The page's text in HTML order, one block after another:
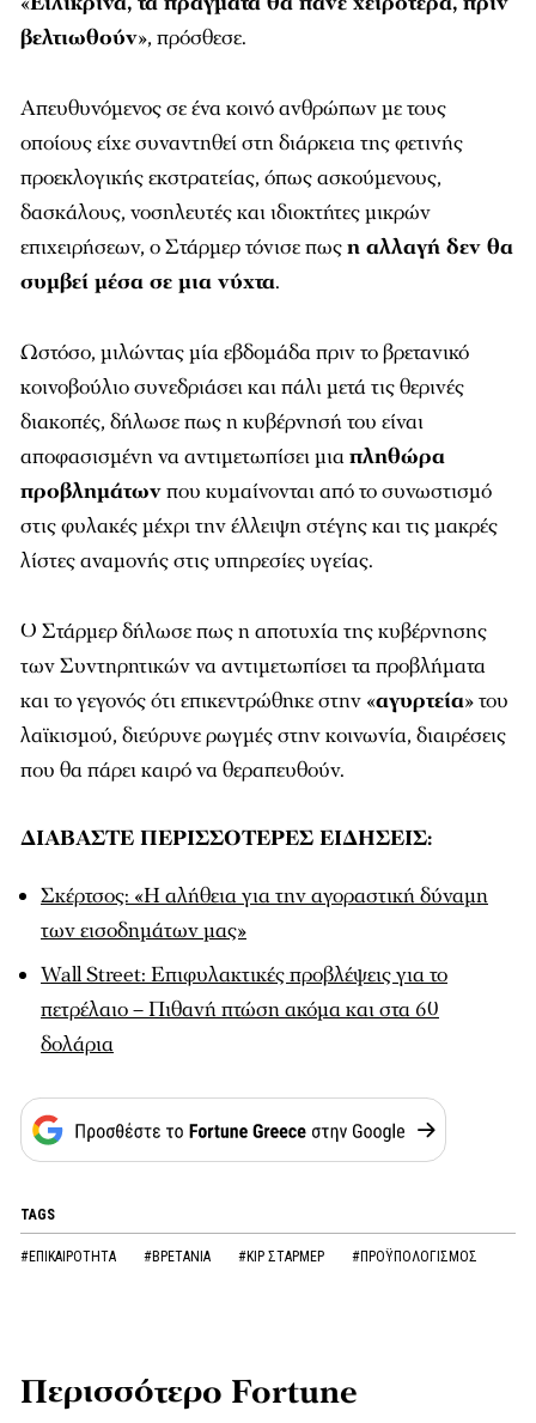
βελτιωθούν», πρόσθεσε.
Απευθυνόμενος σε ένα κοινό ανθρώπων με τους
οποίους είχε συναντηθεί στη διάρκεια της φετινής
προεκλογικής εκστρατείας, όπως ασκούμενους,
δασκάλους, νοσηλευτές και ιδιοκτήτες μικρών
επιχειρήσεων, ο Στάρμερ τόνισε πωςη αλλαγή δεν θα
συμβεί μέσα σε μια νύχτα.
Ωστόσο, μιλώντας μία εβδομάδα πριν το βρετανικό
κοινοβούλιο συνεδριάσει και πάλι μετά τις θερινές
διακοπές, δήλωσε πως η κυβέρνησή του είναι
αποφασισμένη να αντιμετωπίσει μιαπληθώρα
προβλημάτωνπου κυμαίνονται από το συνωστισμό
στις φυλακές μέχρι την έλλειψη στέγης και τις μακρές
λίστες αναμονής στις υπηρεσίες υγείας.
Ο Στάρμερ δήλωσε πως η αποτυχία της κυβέρνησης
των Συντηρητικών να αντιμετωπίσει τα προβλήματα
και το γεγονός ότι επικεντρώθηκε στην «αγυρτεία» του
λαϊκισμού, διεύρυνε ρωγμές στην κοινωνία, διαιρέσεις
που θα πάρει καιρό να θεραπευθούν.
ΔΙΑΒΑΣΤΕ ΠΕΡΙΣΣΟΤΕΡΕΣ ΕΙΔΗΣΕΙΣ:
Σκέρτσος: «Η αλήθεια για την αγοραστική δύναμη
των εισοδημάτων μας»
Wall Street: Επιφυλακτικές προβλέψεις για το
πετρέλαιο – Πιθανή πτώση ακόμα και στα 60
δολάρια
TAGS
#ΕΠΙΚΑΙΡΟΤΗΤΑ #ΒΡΕΤΑΝΙΑ #ΚΙΡ ΣΤΑΡΜΕΡ #ΠΡΟΫΠΟΛΟΓΙΣΜΟΣ
Περισσότερο Fortune